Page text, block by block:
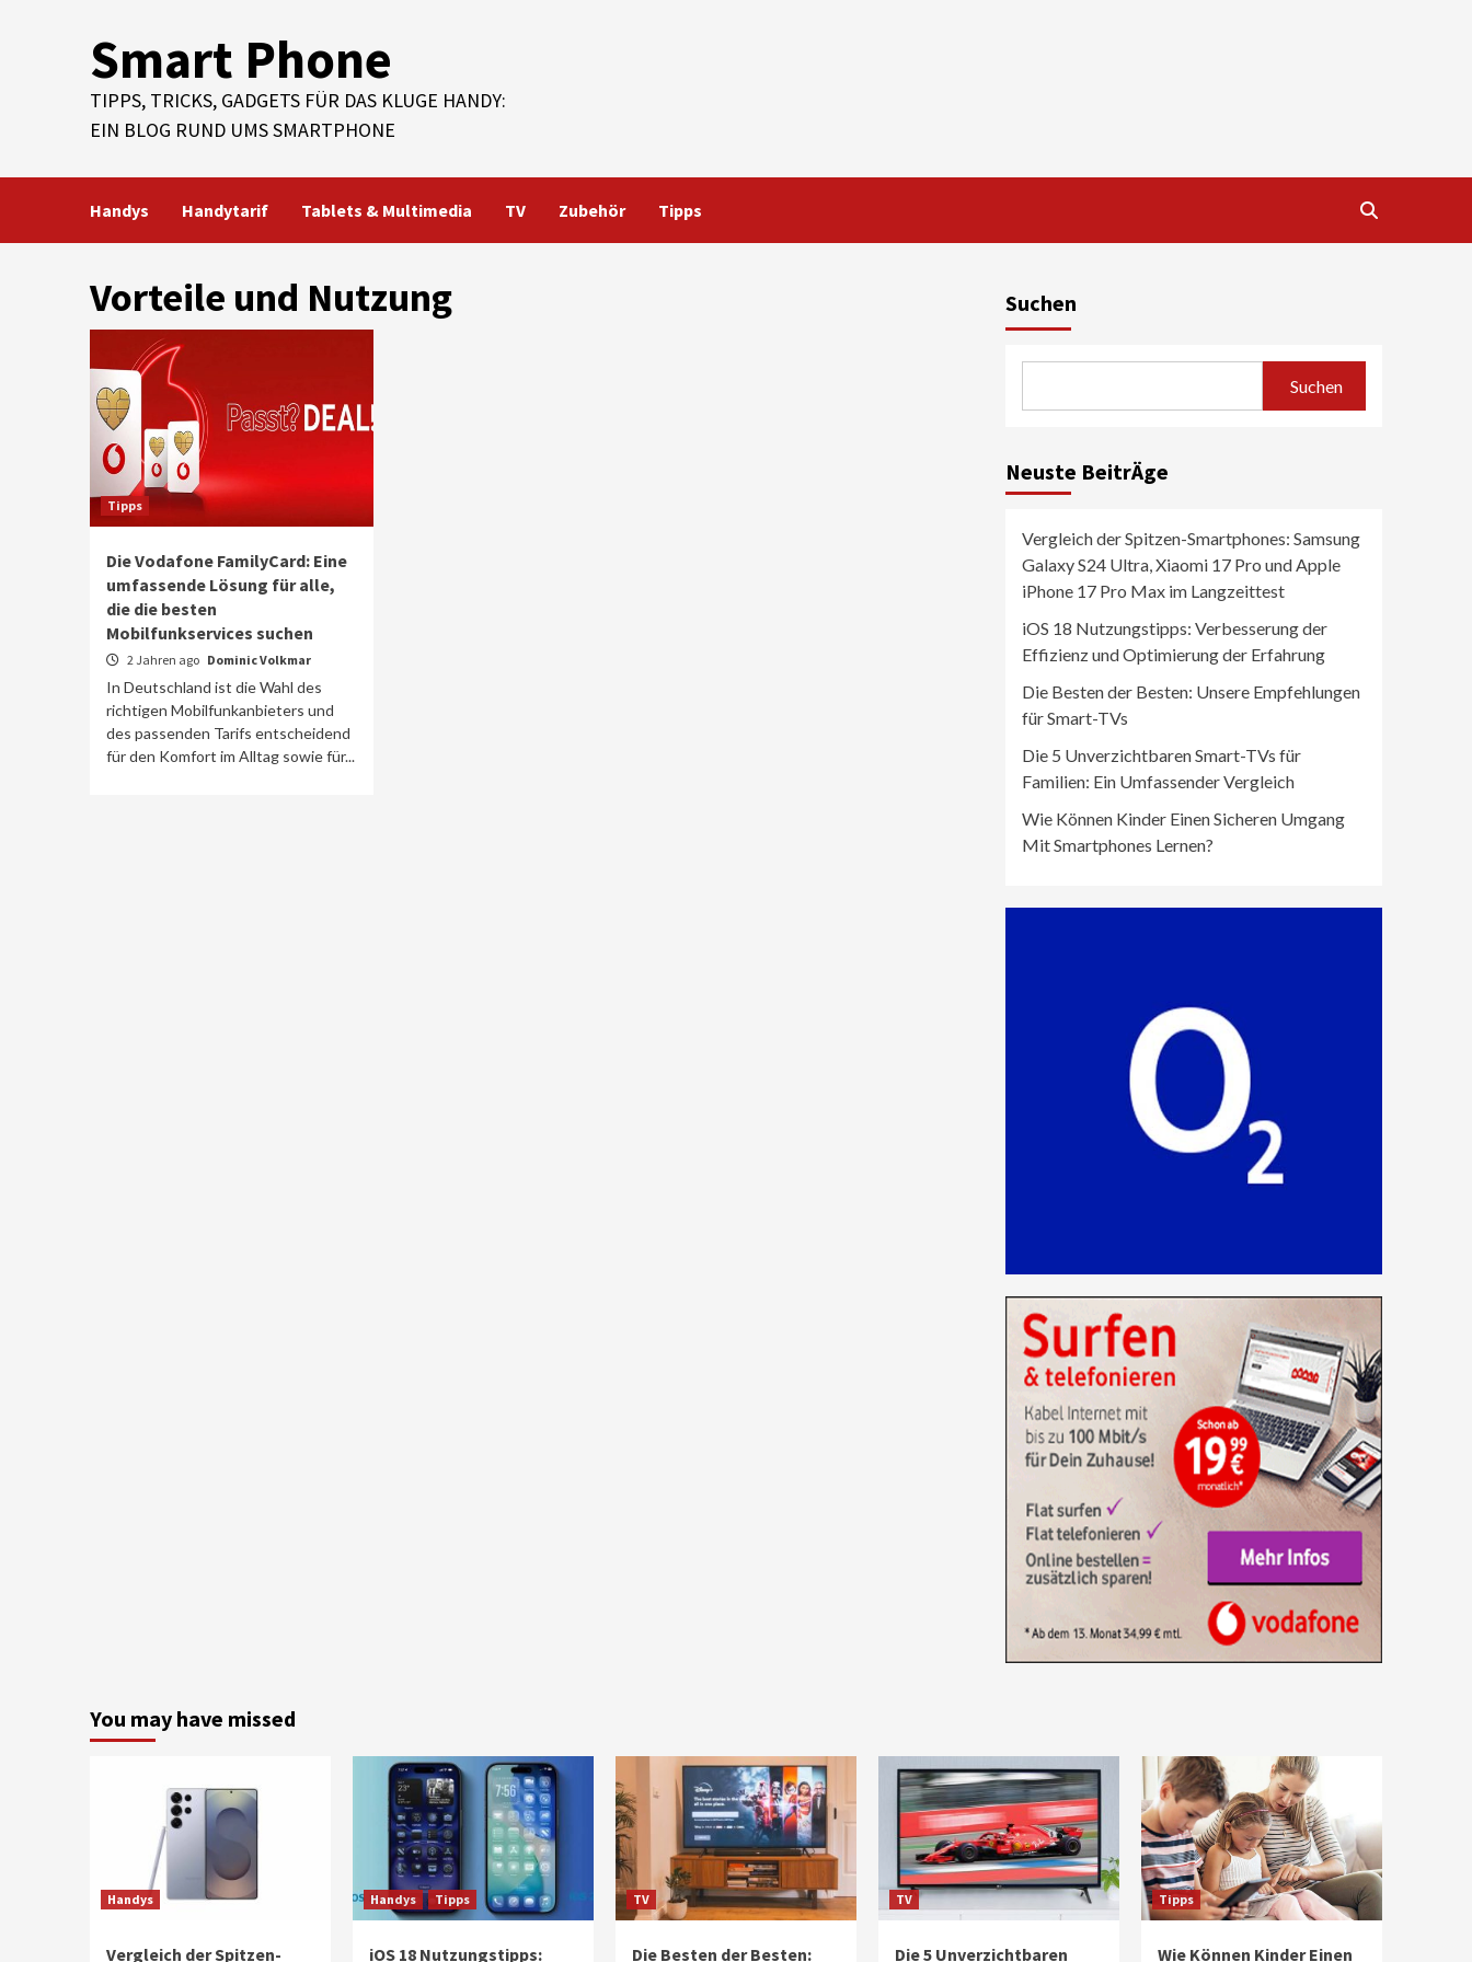
Smart Phone
TIPPS, TRICKS, GADGETS FÜR DAS KLUGE HANDY:
EIN BLOG RUND UMS SMARTPHONE
Handys Handytarif Tablets & Multimedia TV Zubehör Tipps
Vorteile und Nutzung
Tipps
Die Vodafone FamilyCard: Eine
umfassende Lösung für alle,
die die besten
Mobilfunkservices suchen
2 Jahren ago Dominic Volkmar
In Deutschland ist die Wahl des
richtigen Mobilfunkanbieters und
des passenden Tarifs entscheidend
für den Komfort im Alltag sowie für...
Suchen
Suchen
Neuste BeitrÄge
Vergleich der Spitzen-Smartphones: Samsung
Galaxy S24 Ultra, Xiaomi 17 Pro und Apple
iPhone 17 Pro Max im Langzeittest
iOS 18 Nutzungstipps: Verbesserung der
Effizienz und Optimierung der Erfahrung
Die Besten der Besten: Unsere Empfehlungen
für Smart-TVs
Die 5 Unverzichtbaren Smart-TVs für
Familien: Ein Umfassender Vergleich
Wie Können Kinder Einen Sicheren Umgang
Mit Smartphones Lernen?
You may have missed
Handys
Vergleich der Spitzen-
Handys Tipps
iOS 18 Nutzungstipps:
TV
Die Besten der Besten:
TV
Die 5 Unverzichtbaren
Tipps
Wie Können Kinder Einen